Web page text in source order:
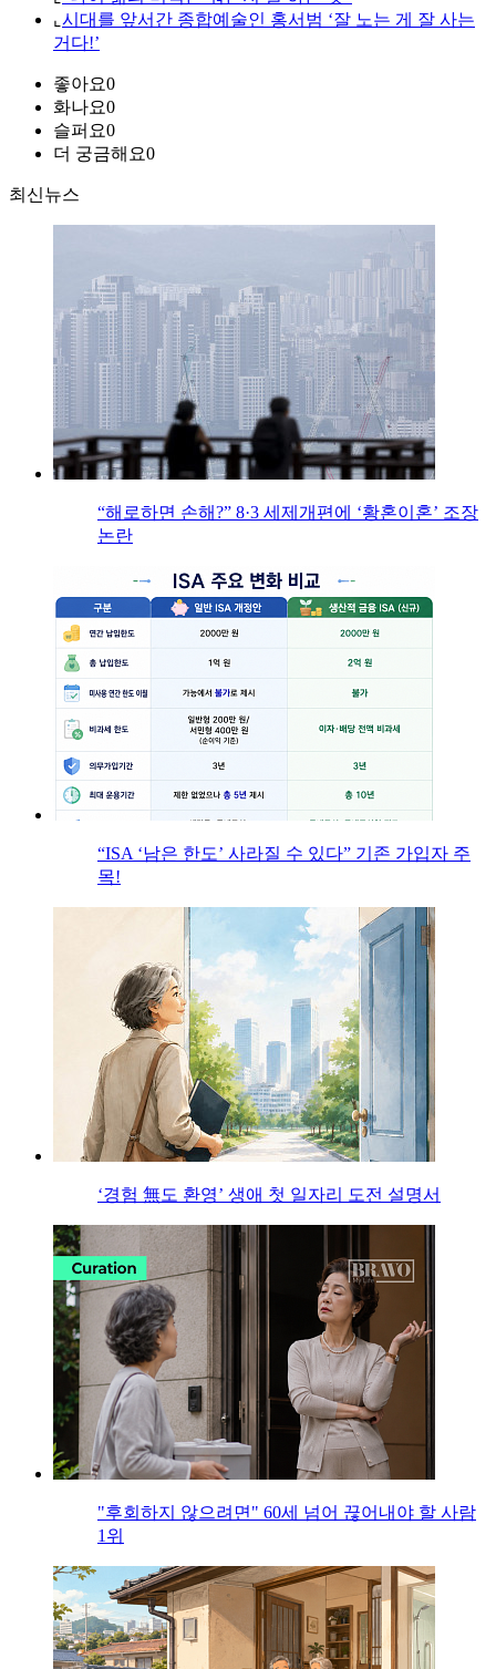
⌞ 시대를 앞서간 종합예술인 홍서범 ‘잘 노는 게 잘 사는
거다!’
좋아요0
화나요0
슬퍼요0
더 궁금해요0
최신뉴스
“해로하면 손해?” 8·3 세제개편에 ‘황혼이혼’ 조장
논란
“ISA ‘남은 한도’ 사라질 수 있다” 기존 가입자 주
목!
‘경험 無도 환영’ 생애 첫 일자리 도전 설명서
"후회하지 않으려면" 60세 넘어 끊어내야 할 사람
1위